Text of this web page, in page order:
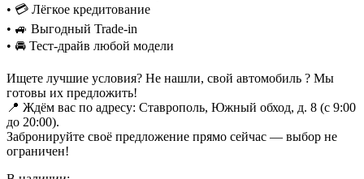
• 💳 Лёгкое кредитование
• 🚙 Выгодный Trade-in
• 🚘 Тест-драйв любой модели
Ищете лучшие условия? Не нашли, свой автомобиль ? Мы
готовы их предложить!
📍 Ждём вас по адресу: Ставрополь, Южный обход, д. 8 (с 9:00
до 20:00).
Забронируйте своё предложение прямо сейчас — выбор не
ограничен!